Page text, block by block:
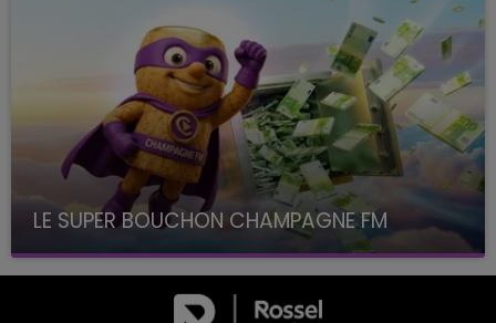
LE SUPER BOUCHON CHAMPAGNE FM
avec La Famille Champagne FM, à 8H10